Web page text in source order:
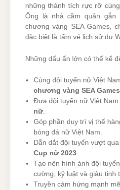
những thành tích rực rỡ
Ông là nhà cầm quân gắn
chương vàng SEA Games,
đặc biệt là tấm vé lịch sử dự
Những dấu ấn lớn có thể kể
Cùng đội tuyển nữ Việt
chương vàng SEA Games
Đưa đội tuyển nữ Việt Nam
nữ
Góp phần duy trì vị thế
bóng đá nữ Việt Nam.
Dẫn dắt đội tuyển vượt
Cup nữ 2023
Tạo nên hình ảnh đội
cường, kỷ luật và giàu tinh
Truyền cảm hứng mạnh